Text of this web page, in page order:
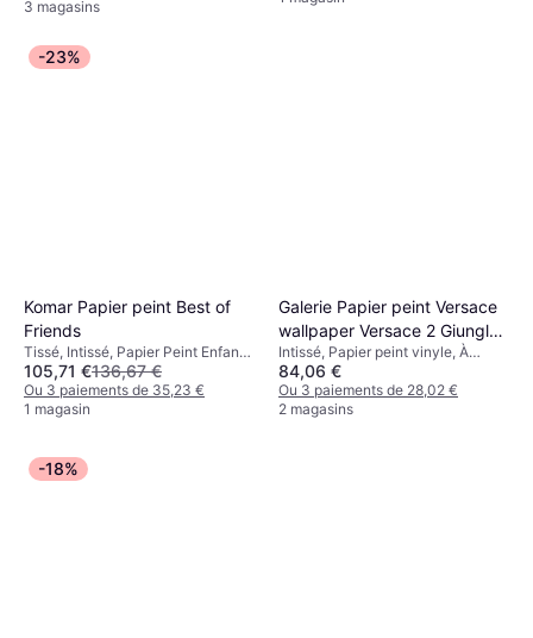
3 magasins
-23%
Komar Papier peint Best of
Friends
Tissé, Intissé, Papier Peint Enfants,
Photo, Floral, À motifs
105,71 €136,67 €
Ou 3 paiements de 35,23 €
1 magasin
Galerie Papier peint Versace
wallpaper Versace 2 Giungla
in Braun Metallic 962401
Intissé, Papier peint vinyle, À
motifs
84,06 €
Ou 3 paiements de 28,02 €
2 magasins
-18%